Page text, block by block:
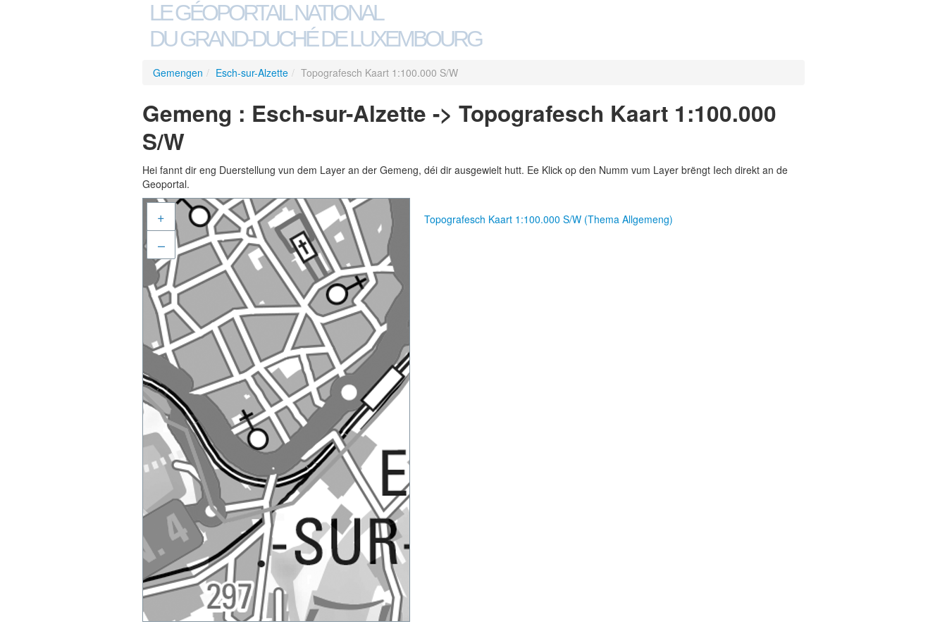
LE GÉOPORTAIL NATIONAL
DU GRAND-DUCHÉ DE LUXEMBOURG
Gemengen / Esch-sur-Alzette / Topografesch Kaart 1:100.000 S/W
Gemeng : Esch-sur-Alzette -> Topografesch Kaart 1:100.000
S/W
Hei fannt dir eng Duerstellung vun dem Layer an der Gemeng, déi dir ausgewielt hutt. Ee Klick op den Numm vum Layer brëngt Iech direkt an de
Geoportal.
+
–
Topografesch Kaart 1:100.000 S/W (Thema Allgemeng)